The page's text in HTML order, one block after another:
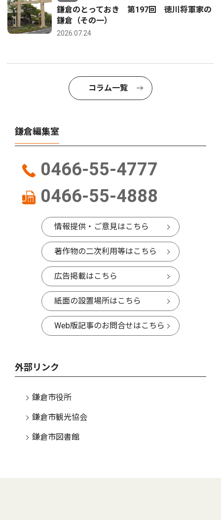
鎌倉のとっておき 第197回 徳川将軍家の
鎌倉（その一）
2026.07.24
コラム一覧
鎌倉編集室
0466-55-4777
0466-55-4888
情報提供・ご意見はこちら
著作物の二次利用等はこちら
広告掲載はこちら
紙面の設置場所はこちら
Web版記事のお問合せはこちら
外部リンク
鎌倉市役所
鎌倉市観光協会
鎌倉市図書館